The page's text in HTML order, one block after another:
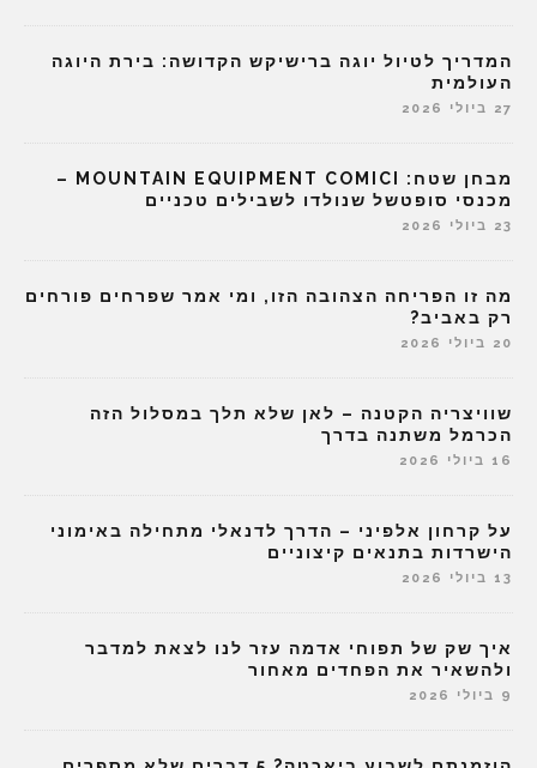
המדריך לטיול יוגה ברישיקש הקדושה: בירת היוגה
העולמית
27 ביולי 2026
מבחן שטח: MOUNTAIN EQUIPMENT COMICI –
מכנסי סופטשל שנולדו לשבילים טכניים
23 ביולי 2026
מה זו הפריחה הצהובה הזו, ומי אמר שפרחים פורחים
רק באביב?
20 ביולי 2026
שוויצריה הקטנה – לאן שלא תלך במסלול הזה
הכרמל משתנה בדרך
16 ביולי 2026
על קרחון אלפיני – הדרך לדנאלי מתחילה באימוני
הישרדות בתנאים קיצוניים
13 ביולי 2026
איך שק של תפוחי אדמה עזר לנו לצאת למדבר
ולהשאיר את הפחדים מאחור
9 ביולי 2026